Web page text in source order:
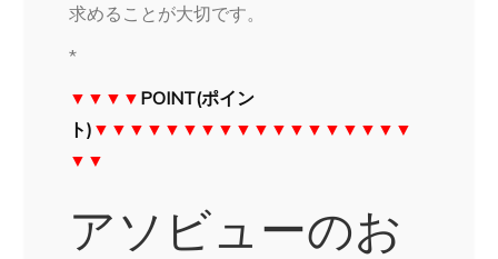
求めることが大切です。
*
▼▼▼▼ POINT(ポイン
ト) ▼▼▼▼▼▼▼▼▼▼▼▼▼▼▼▼▼▼
▼▼
アソビューのお